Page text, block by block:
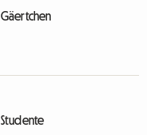
Gäertchen
Studente